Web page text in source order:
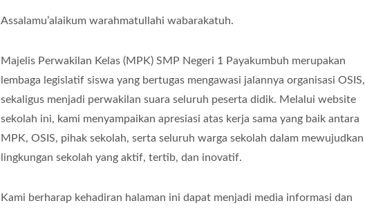
Assalamu’alaikum warahmatullahi wabarakatuh.
Majelis Perwakilan Kelas (MPK) SMP Negeri 1 Payakumbuh merupakan
lembaga legislatif siswa yang bertugas mengawasi jalannya organisasi OSIS,
sekaligus menjadi perwakilan suara seluruh peserta didik. Melalui website
sekolah ini, kami menyampaikan apresiasi atas kerja sama yang baik antara
MPK, OSIS, pihak sekolah, serta seluruh warga sekolah dalam mewujudkan
lingkungan sekolah yang aktif, tertib, dan inovatif.
Kami berharap kehadiran halaman ini dapat menjadi media informasi dan